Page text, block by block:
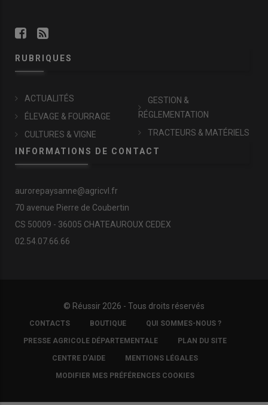
RUBRIQUES
ACTUALITÉS
ÉLEVAGE & FOURRAGE
CULTURES & VIGNE
GESTION &
RÉGLEMENTATION
TRACTEURS & MATÉRIELS
INFORMATIONS DE CONTACT
aurorepaysanne@agricvl.fr
70 avenue Pierre de Coubertin
CS 50009 - 36005 CHATEAUROUX CEDEX
02.54.07.66.66
© Réussir 2026 - Tous droits réservés
FOOTER
COPYRIGHT
CONTACTS BOUTIQUE QUI SOMMES-NOUS ?
PRESSE AGRICOLE DÉPARTEMENTALE PLAN DU SITE
CENTRE D'AIDE MENTIONS LÉGALES
MODIFIER MES PRÉFÉRENCES COOKIES